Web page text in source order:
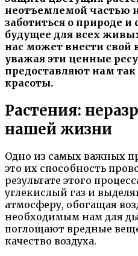
неотъемлемой частью
заботиться о природе и
будущее для всех
нас может внести свой
уважая эти ценные
предоставляют нам
красоты.
Растения:
нашей жизни
Одно из самых важных
это их способность
результате этого
углекислый газ и
атмосферу, обогащая
необходимым нам для
поглощают вредные
качество воздуха.